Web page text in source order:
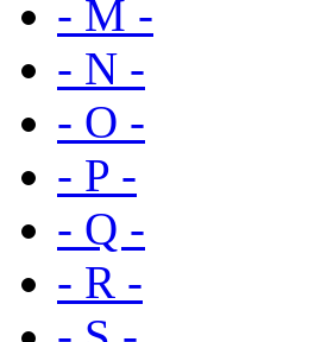
- M -
- N -
- O -
- P -
- Q -
- R -